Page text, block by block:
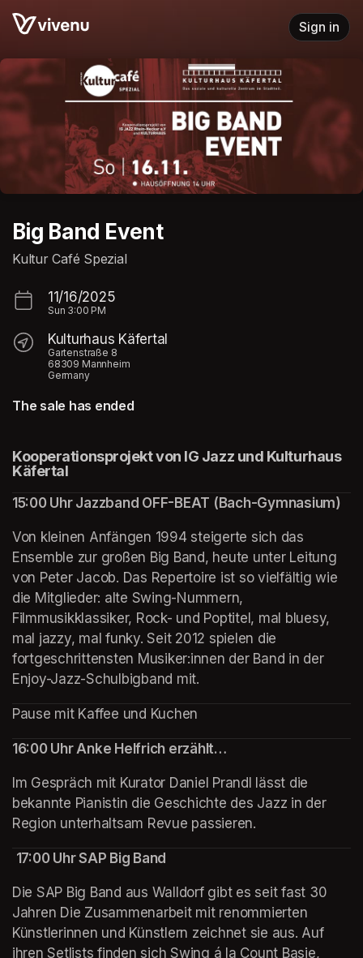
Skip header
Sign in
Big Band Event
Kultur Café Spezial
11/16/2025
Sun 3:00 PM
Kulturhaus Käfertal
Gartenstraße 8
68309 Mannheim
Germany
The sale has ended
Kooperationsprojekt von IG Jazz und Kulturhaus
Käfertal
15:00 Uhr Jazzband OFF-BEAT (Bach-Gymnasium)
Von kleinen Anfängen 1994 steigerte sich das
Ensemble zur großen Big Band, heute unter Leitung
von Peter Jacob. Das Repertoire ist so vielfältig wie
die Mitglieder: alte Swing-Nummern,
Filmmusikklassiker, Rock- und Poptitel, mal bluesy,
mal jazzy, mal funky. Seit 2012 spielen die
fortgeschrittensten Musiker:innen der Band in der
Enjoy-Jazz-Schulbigband mit.
Pause mit Kaffee und Kuchen
16:00 Uhr Anke Helfrich erzählt…
Im Gespräch mit Kurator Daniel Prandl lässt die
bekannte Pianistin die Geschichte des Jazz in der
Region unterhaltsam Revue passieren.
17:00 Uhr SAP Big Band
Die SAP Big Band aus Walldorf gibt es seit fast 30
Jahren Die Zusammenarbeit mit renommierten
Künstlerinnen und Künstlern zeichnet sie aus. Auf
ihren Setlists finden sich Swing á la Count Basie,